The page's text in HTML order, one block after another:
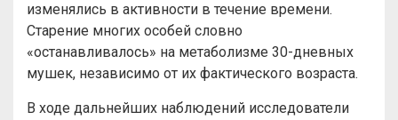
изменялись в активности в течение времени.
Старение многих особей словно
«останавливалось» на метаболизме 30-дневных
мушек, независимо от их фактического возраста.
В ходе дальнейших наблюдений исследователи